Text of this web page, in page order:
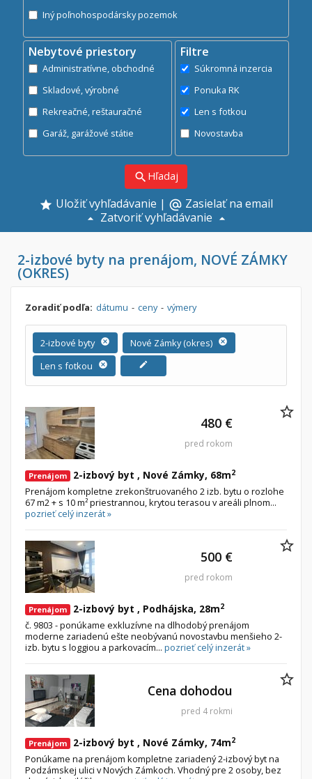
Iný poľnohospodársky pozemok
Nebytové priestory
Administratívne, obchodné
Skladové, výrobné
Rekreačné, reštauračné
Garáž, garážové státie
Filtre
Súkromná inzercia
Ponuka RK
Len s fotkou
Novostavba
search Hľadaj
Uložiť vyhľadávanie | alternate_email Zasielať na email
Zatvoriť vyhľadávanie
2-izbové byty na prenájom, NOVÉ ZÁMKY
(OKRES)
Zoradiť podľa: dátumu - ceny - výmery
2-izbové byty cancel Nové Zámky (okres) cancel
Len s fotkou cancel edit
Prenájom 2-izbový byt , Nové Zámky, 68m2
Prenájom kompletne zrekonštruovaného 2 izb. bytu o rozlohe
67 m2 + s 10 m² priestrannou, krytou terasou v areáli plnom...
pozrieť celý inzerát »
480 €
pred rokom
Prenájom 2-izbový byt , Podhájska, 28m2
č. 9803 - ponúkame exkluzívne na dlhodobý prenájom
moderne zariadenú ešte neobývanú novostavbu menšieho 2-
izb. bytu s loggiou a parkovacím... pozrieť celý inzerát »
500 €
pred rokom
Prenájom 2-izbový byt , Nové Zámky, 74m2
Ponúkame na prenájom kompletne zariadený 2-izbový byt na
Podzámskej ulici v Nových Zámkoch. Vhodný pre 2 osoby, bez
Cena dohodou
pred 4 rokmi